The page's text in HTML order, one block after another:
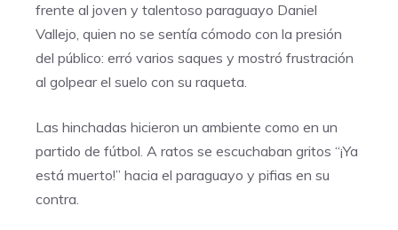
frente al joven y talentoso paraguayo Daniel
Vallejo, quien no se sentía cómodo con la presión
del público: erró varios saques y mostró frustración
al golpear el suelo con su raqueta.
Las hinchadas hicieron un ambiente como en un
partido de fútbol. A ratos se escuchaban gritos “¡Ya
está muerto!” hacia el paraguayo y pifias en su
contra.